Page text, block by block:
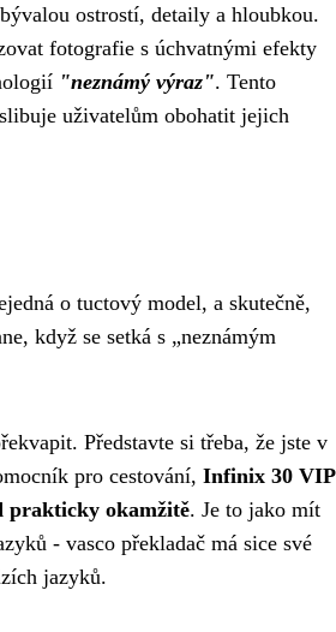
ostrostí, detaily a hloubkou.
fotografie s úchvatnými efekty
"neznámý výraz". Tento
uživatelům obohatit jejich
o tuctový model, a skutečně,
když se setká s „neznámým
Představte si třeba, že jste v
pro cestování, Infinix 30 VIP
prakticky okamžitě. Je to jako mít
- vasco překladač má sice své
jazyků.